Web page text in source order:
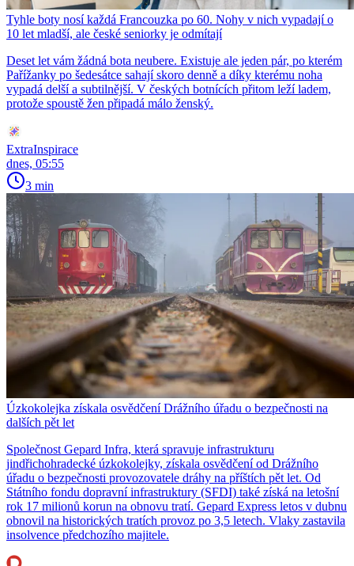
Tyhle boty nosí každá Francouzka po 60. Nohy v nich vypadají o
10 let mladší, ale české seniorky je odmítají
Deset let vám žádná bota neubere. Existuje ale jeden pár, po kterém
Pařížanky po šedesátce sahají skoro denně a díky kterému noha
vypadá delší a subtilnější. V českých botnících přitom leží ladem,
protože spoustě žen připadá málo ženský.
ExtraInspirace
dnes, 05:55
3 min
Úzkokolejka získala osvědčení Drážního úřadu o bezpečnosti na
dalších pět let
Společnost Gepard Infra, která spravuje infrastrukturu
jindřichohradecké úzkokolejky, získala osvědčení od Drážního
úřadu o bezpečnosti provozovatele dráhy na příštích pět let. Od
Státního fondu dopravní infrastruktury (SFDI) také získá na letošní
rok 17 milionů korun na obnovu tratí. Gepard Express letos v dubnu
obnovil na historických tratích provoz po 3,5 letech. Vlaky zastavila
insolvence předchozího majitele.